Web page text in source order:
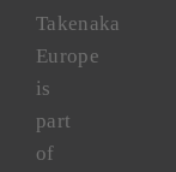
Takenaka
Europe
is
part
of